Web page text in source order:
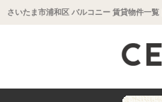
さいたま市浦和区 バルコニー 賃貸物件一